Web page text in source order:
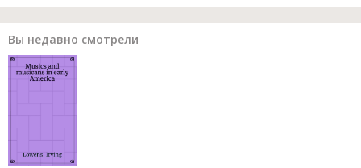
Вы недавно смотрели